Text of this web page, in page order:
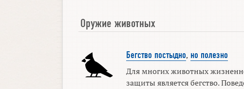
Оружие животных
Бегство постыдно, но полезно
Для многих животных
защиты является бегство.